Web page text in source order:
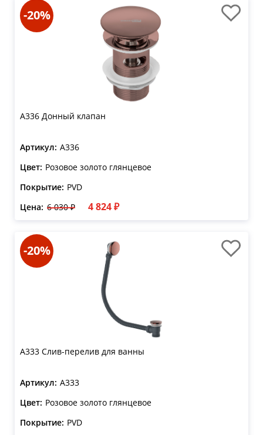
-20%
A336 Донный клапан
Артикул: A336
Цвет: Розовое золото глянцевое
Покрытие: PVD
Цена: 6 030 ₽ 4 824 ₽
-20%
A333 Слив-перелив для ванны
Артикул: A333
Цвет: Розовое золото глянцевое
Покрытие: PVD